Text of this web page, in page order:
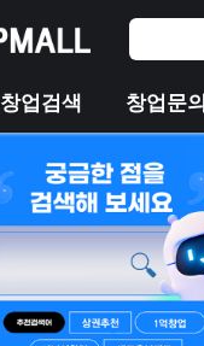
창업검색 창업문의